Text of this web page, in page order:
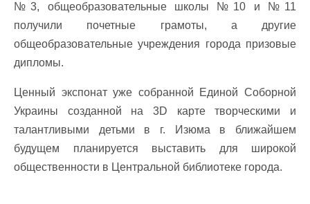
№3, общеобразовательные школы №10 и №11
получили почетные грамоты, а другие
общеобразовательные учреждения города призовые
дипломы.
Ценный экспонат уже собранной Единой Соборной
Украины созданной на 3D карте творческими и
талантливыми детьми в г. Изюма в ближайшем
будущем планируется выставить для широкой
общественности в Центральной библиотеке города.